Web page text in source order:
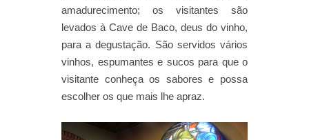
amadurecimento; os visitantes são
levados à Cave de Baco, deus do vinho,
para a degustação. São servidos vários
vinhos, espumantes e sucos para que o
visitante conheça os sabores e possa
escolher os que mais lhe apraz.